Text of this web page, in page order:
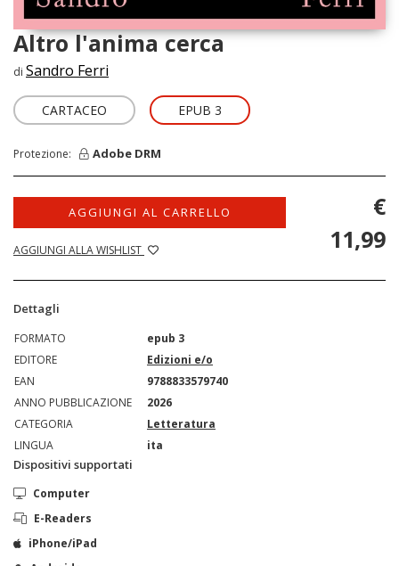
Altro l'anima cerca
di Sandro Ferri
CARTACEO EPUB 3
Protezione: Adobe DRM
AGGIUNGI AL CARRELLO
AGGIUNGI ALLA WISHLIST
€
11,99
Dettagli
FORMATO
epub 3
EDITORE
Edizioni e/o
EAN
9788833579740
ANNO PUBBLICAZIONE
2026
CATEGORIA
Letteratura
LINGUA
ita
Dispositivi supportati
Computer
E-Readers
iPhone/iPad